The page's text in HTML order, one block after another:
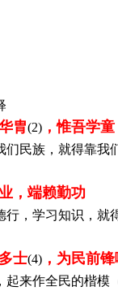
胄(2) ，惟吾学童
们民族，就得靠我
，端赖勤功
行，学习知识，就
士(4) ，为民前锋
起来作全民的楷模